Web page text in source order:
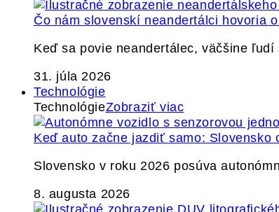
Čo nám slovenskí neandertálci hovoria
Keď sa povie neandertálec, väčšine
31. júla 2026
Technológie
TechnológieZobraziť viac
Keď auto začne jazdiť samo: Slovensko
Slovensko v roku 2026 posúva
8. augusta 2026